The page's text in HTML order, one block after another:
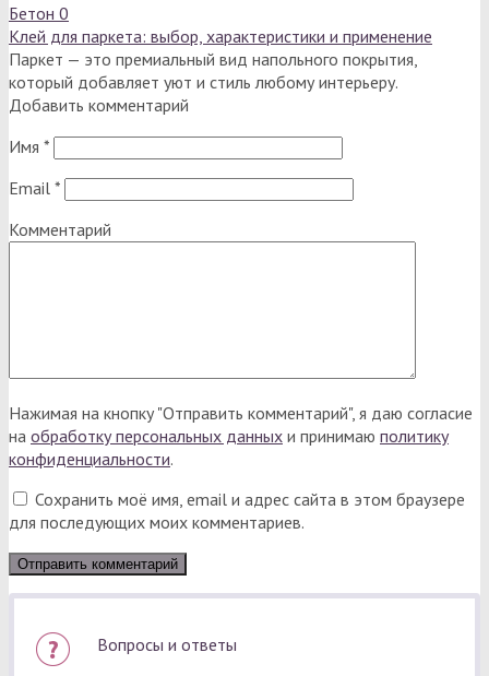
Бетон 0
Клей для паркета: выбор, характеристики и применение
Паркет — это премиальный вид напольного покрытия,
который добавляет уют и стиль любому интерьеру.
Добавить комментарий
Имя *
Email *
Комментарий
Нажимая на кнопку "Отправить комментарий", я даю согласие
на обработку персональных данных и принимаю политику
конфиденциальности.
Сохранить моё имя, email и адрес сайта в этом браузере
для последующих моих комментариев.
Вопросы и ответы